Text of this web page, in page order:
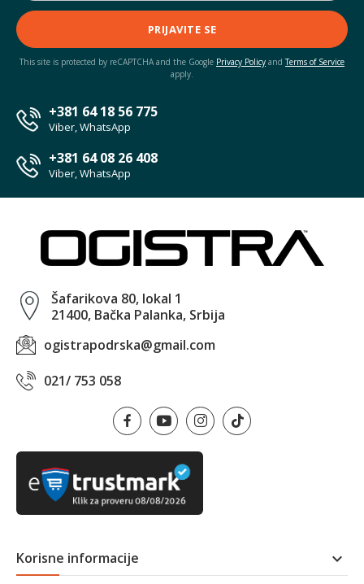
PRIJAVITE SE
This site is protected by reCAPTCHA and the Google Privacy Policy andTerms of Service
apply.
+381 64 18 56 775
Viber, WhatsApp
+381 64 08 26 408
Viber, WhatsApp
Šafarikova 80, lokal 1
21400, Bačka Palanka, Srbija
ogistrapodrska@gmail.com
021/ 753 058
Korisne informacije 